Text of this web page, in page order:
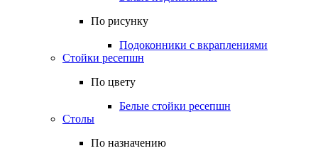
По рисунку
Подоконники с вкраплениями
Стойки ресепшн
По цвету
Белые стойки ресепшн
Столы
По назначению